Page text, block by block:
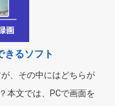
きるソフト
、その中にはどちらが
本文では、PCで画面を